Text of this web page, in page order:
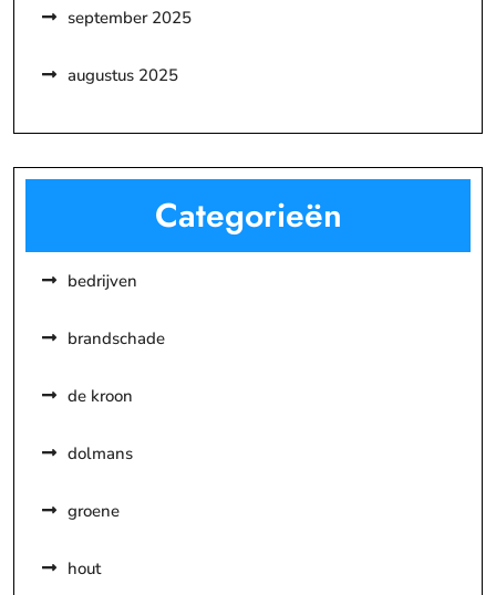
september 2025
augustus 2025
Categorieën
bedrijven
brandschade
de kroon
dolmans
groene
hout